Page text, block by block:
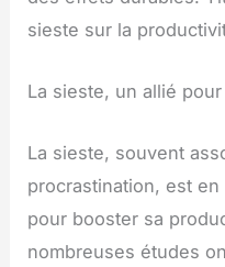
sieste sur la
La sieste, un allié
La sieste, souvent
procrastination, est
pour booster sa
nombreuses études